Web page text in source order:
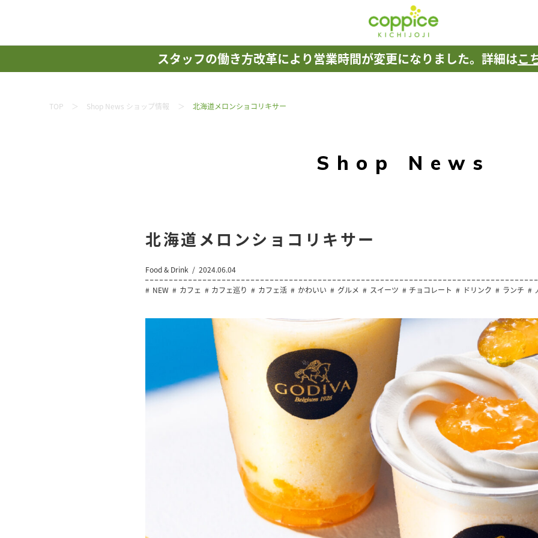
スタッフの働き方改革により営業時間が変更になりました。 詳細はこ
TOP Shop News ショップ情報 北海道メロンショコリキサー
Shop News
北海道メロンショコリキサー
Food & Drink
2024.06.04
NEW
カフェ カフェ巡り カフェ活 かわいい グルメ スイーツ チョコレート ドリンク ランチ